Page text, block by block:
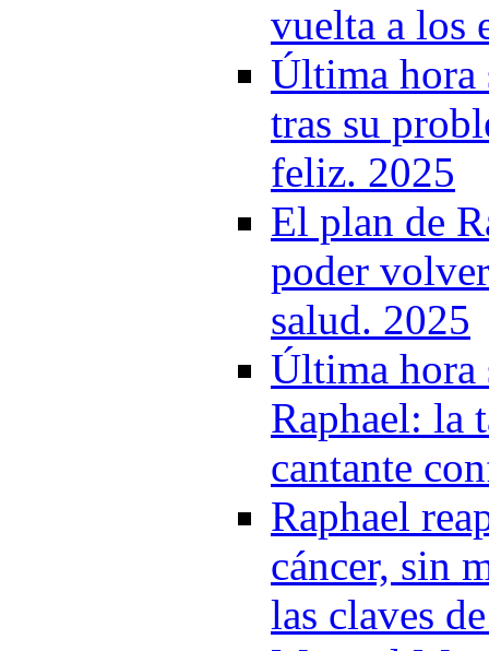
vuelta a los
Última hora
tras su
feliz. 2025
El plan de
poder
salud. 2025
Última hora
Raphael: la
cantante
Raphael
cáncer, sin
las claves